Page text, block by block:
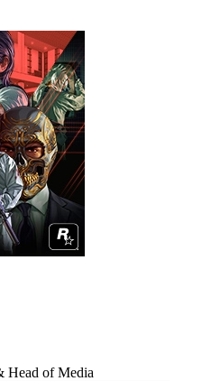
Head of Media